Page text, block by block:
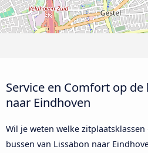
Service en Comfort op de
naar Eindhoven
Wil je weten welke
bussen van Lissabon naar